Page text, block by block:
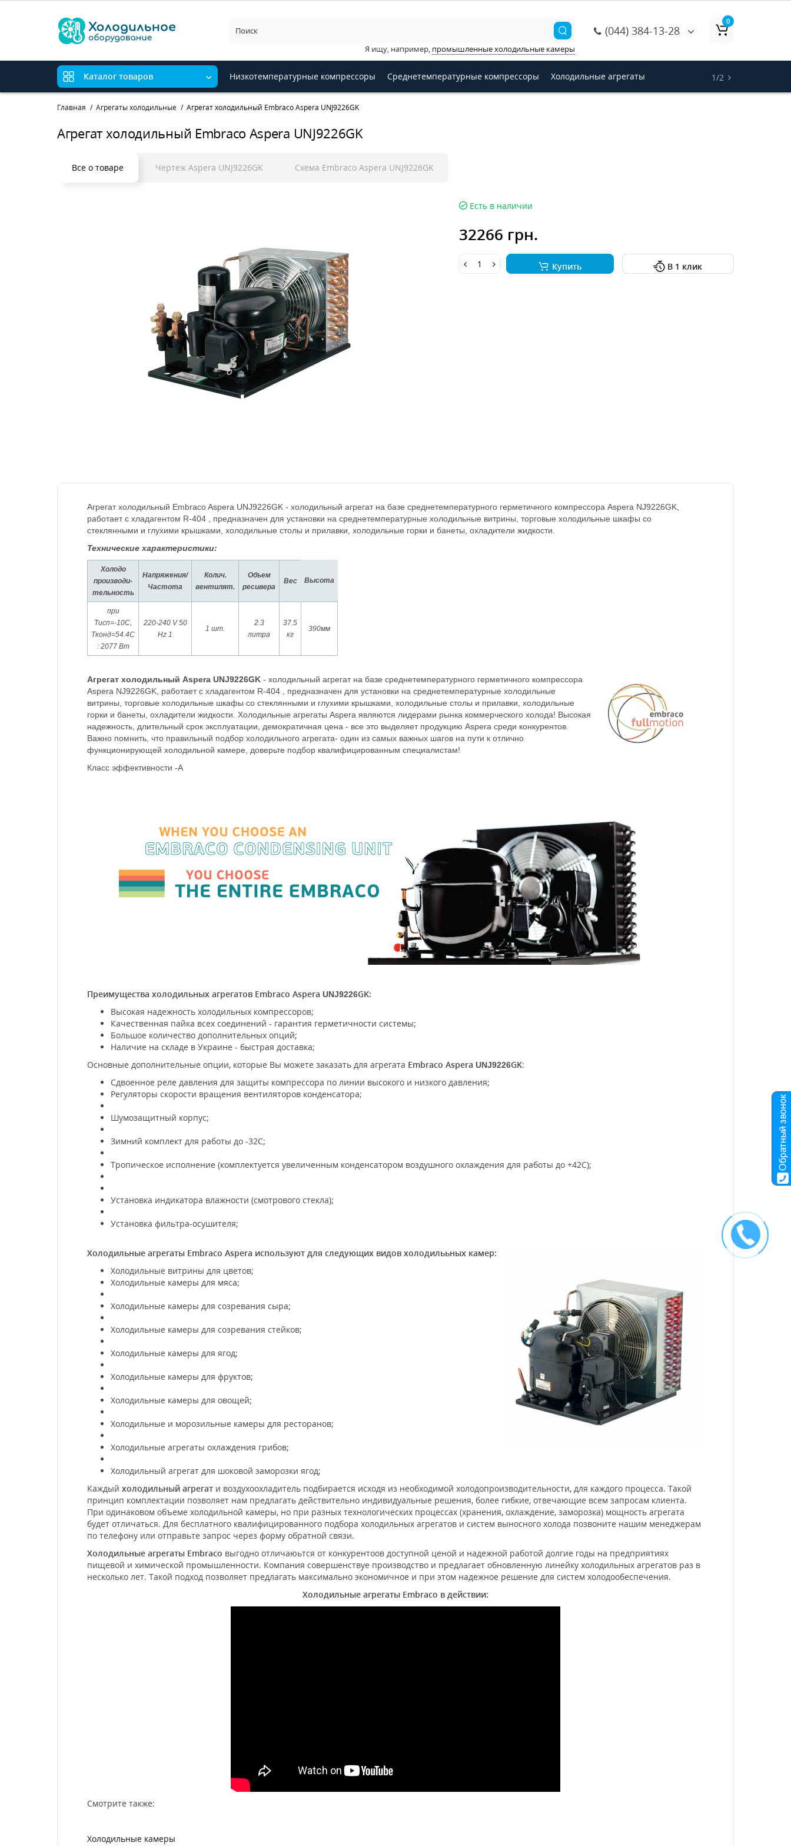
(044) 384-13-28
Я ищу, например, промышленные холодильные камеры
0
Каталог товаров Низкотемпературные компрессоры Среднетемпературные компрессоры Холодильные агрегаты 1/2
Главная Агрегаты холодильные Агрегат холодильный Embraco Aspera UNJ9226GK
Агрегат холодильный Embraco Aspera UNJ9226GK
Все о товаре Чертеж Aspera UNJ9226GK Схема Embraco Aspera UNJ9226GK
Есть в наличии
32266 грн.
Купить В 1 клик
Агрегат холодильный Embraco Aspera UNJ9226GK - холодильный агрегат на базе среднетемпературного герметичного компрессора Aspera NJ9226GK,
работает с хладагентом R-404 , предназначен для установки на среднетемпературные холодильные витрины, торговые холодильные шкафы со
стеклянными и глухими крышками, холодильные столы и прилавки, холодильные горки и банеты, охладители жидкости.
Технические характеристики:
Холодо
производи-
тельность
Напряжения/
Частота
Колич.
вентилят.
Объем
ресивера
Вес Высота
при
Тисп=-10С,
Tконд=54.4С
: 2077 Вт
220-240 V 50
Hz 1
1 шт.
2.3
литра
37.5
кг
390мм
Агрегат холодильный Aspera UNJ9226GK - холодильный агрегат на базе среднетемпературного герметичного компрессора
Aspera NJ9226GK, работает с хладагентом R-404 , предназначен для установки на среднетемпературные холодильные
витрины, торговые холодильные шкафы со стеклянными и глухими крышками, холодильные столы и прилавки, холодильные
горки и банеты, охладители жидкости. Холодильные агрегаты Aspera являются лидерами рынка коммерческого холода! Высокая
надежность, длительный срок эксплуатации, демократичная цена - все это выделяет продукцию Aspera среди конкурентов.
Важно помнить, что правильный подбор холодильного агрегата- один из самых важных шагов на пути к отлично
функционирующей холодильной камере, доверьте подбор квалифицированным специалистам!
Класс эффективности -А
Преимущества холодильных агрегатов Embraco Aspera UNJ9226GK:
Высокая надежность холодильных компрессоров;
Качественная пайка всех соединений - гарантия герметичности системы;
Большое количество дополнительных опций;
Наличие на складе в Украине - быстрая доставка;
Основные дополнительные опции, которые Вы можете заказать для агрегата Embraco Aspera UNJ9226GK:
Сдвоенное реле давления для защиты компрессора по линии высокого и низкого давления;
Регуляторы скорости вращения вентиляторов конденсатора;
Шумозащитный корпус;
Зимний комплект для работы до -32С;
Тропическое исполнение (комплектуется увеличенным конденсатором воздушного охлаждения для работы до +42С);
Установка индикатора влажности (смотрового стекла);
Установка фильтра-осушителя;
Холодильные агрегаты Embraco Aspera используют для следующих видов холодилььных камер:
Холодильные витрины для цветов;
Холодильные камеры для мяса;
Холодильные камеры для созревания сыра;
Холодильные камеры для созревания стейков;
Холодильные камеры для ягод;
Холодильные камеры для фруктов;
Холодильные камеры для овощей;
Холодильные и морозильные камеры для ресторанов;
Холодильные агрегаты охлаждения грибов;
Холодильный агрегат для шоковой заморозки ягод;
Каждый холодильный агрегат и воздухоохладитель подбирается исходя из необходимой холодопроизводительности, для каждого процесса. Такой
принцип комплектации позволяет нам предлагать действительно индивидуальные решения, более гибкие, отвечающие всем запросам клиента.
При одинаковом объеме холодильной камеры, но при разных технологических процессах (хранения, охлаждение, заморозка) мощность агрегата
будет отличаться. Для бесплатного квалифицированного подбора холодильных агрегатов и систем выносного холода позвоните нашим менеджерам
по телефону или отправьте запрос через форму обратной связи.
Холодильные агрегаты Embraco выгодно отличаюьтся от конкурентоов доступной ценой и надежной работой долгие годы на предприятиях
пищевой и химической промышленности. Компания совершенствуе производство и предлагает обновленную линейку холодильных агрегатов раз в
несколько лет. Такой подход позволяет предлагать максимально экономичное и при этом надежное решение для систем холодообеспечения.
Холодильные агрегаты Embraco в действии:
Смотрите также:
Холодильные камеры